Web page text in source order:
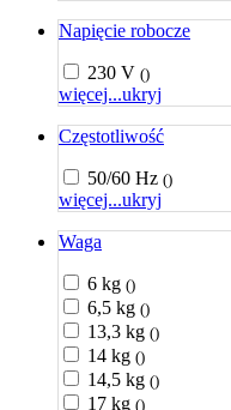
Napięcie robocze
230 V ()
więcej...ukryj
Częstotliwość
50/60 Hz ()
więcej...ukryj
Waga
6 kg ()
6,5 kg ()
13,3 kg ()
14 kg ()
14,5 kg ()
17 kg ()